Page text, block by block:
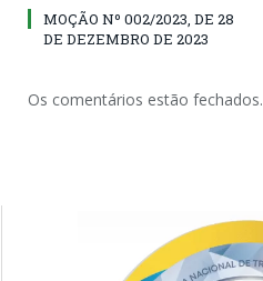
MOÇÃO Nº 002/2023, DE 28
DE DEZEMBRO DE 2023
Os comentários estão fechados.